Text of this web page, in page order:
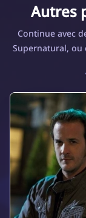
Autres
Continue avec
Supernatural, ou